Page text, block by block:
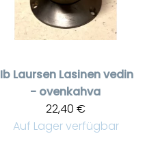
Ib Laursen Lasinen vedin
- ovenkahva
22,40 €
Auf Lager verfügbar